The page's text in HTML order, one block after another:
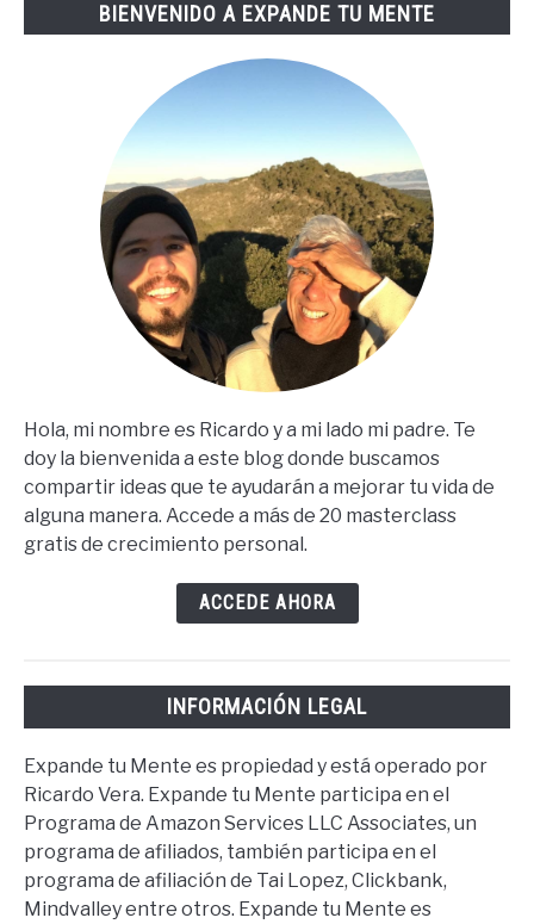
Steps
BIENVENIDO A EXPANDE TU MENTE
Hola, mi nombre es Ricardo y a mi lado mi padre. Te
doy la bienvenida a este blog donde buscamos
compartir ideas que te ayudarán a mejorar tu vida de
alguna manera. Accede a más de 20 masterclass
gratis de crecimiento personal.
ACCEDE AHORA
INFORMACIÓN LEGAL
Expande tu Mente es propiedad y está operado por
Ricardo Vera. Expande tu Mente participa en el
Programa de Amazon Services LLC Associates, un
programa de afiliados, también participa en el
programa de afiliación de Tai Lopez, Clickbank,
Mindvalley entre otros. Expande tu Mente es